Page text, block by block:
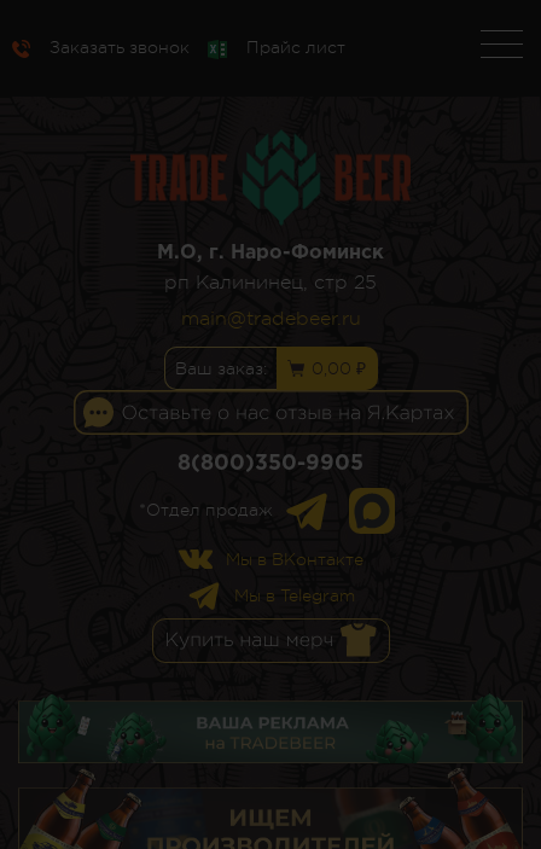
Заказать звонок Прайс лист
М.О, г. Наро-Фоминск
рп Калининец, стр 25
main@tradebeer.ru
Ваш заказ: 0,00 ₽
8(800)350-9905
*Отдел продаж
Мы в ВКонтакте
Мы в Telegram